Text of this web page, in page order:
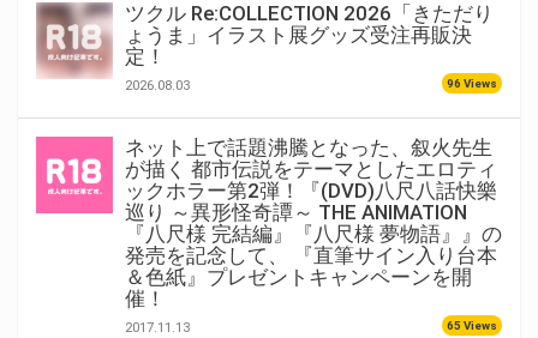
ツクル Re:COLLECTION 2026「きただり
ょうま」イラスト展グッズ受注再販決
定！
2026.08.03 96 Views
ネット上で話題沸騰となった、叙火先生
が描く 都市伝説をテーマとしたエロティ
ックホラー第2弾！『(DVD)八尺八話快樂
巡り ～異形怪奇譚～ THE ANIMATION
『八尺様 完結編』『八尺様 夢物語』』の
発売を記念して、 『直筆サイン入り台本
＆色紙』プレゼントキャンペーンを開
催！
2017.11.13 65 Views